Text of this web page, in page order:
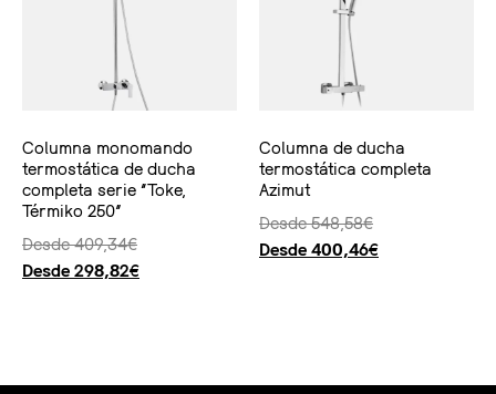
Columna monomando
termostática de ducha
completa serie “Toke,
Térmiko 250”
Desde409,34€
Desde 298,82€
Columna de ducha
termostática completa
Azimut
Desde548,58€
Desde 400,46€